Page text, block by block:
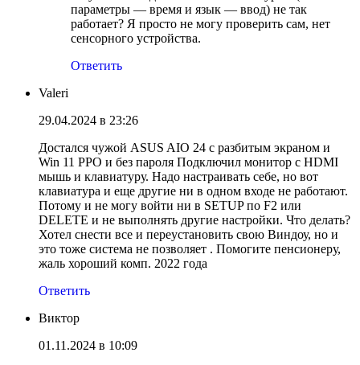
параметры — время и язык — ввод) не так
работает? Я просто не могу проверить сам, нет
сенсорного устройства.
Ответить
Valeri
29.04.2024 в 23:26
Достался чужой ASUS AIO 24 c разбитым экраном и
Win 11 PPO и без пароля Подключил монитор с HDMI
мышь и клавиатуру. Надо настраивать себе, но вот
клавиатура и еще другие ни в одном входе не работают.
Потому и не могу войти ни в SETUP по F2 или
DELETE и не выполнять другие настройки. Что делать?
Хотел снести все и переустановить свою Виндоу, но и
это тоже система не позволяет . Помогите пенсионеру,
жаль хороший комп. 2022 года
Ответить
Виктор
01.11.2024 в 10:09